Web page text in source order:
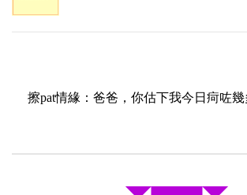
擦pat情緣：爸爸，你估下我今日疴咗幾